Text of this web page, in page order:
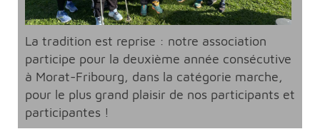
La tradition est reprise : notre association
participe pour la deuxième année consécutive
à Morat-Fribourg, dans la catégorie marche,
pour le plus grand plaisir de nos participants et
participantes !